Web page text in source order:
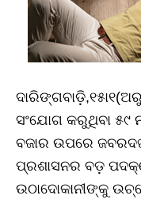
ସଂଯୋଗ କରୁଥିବା ୫୯
ବଜାର ଉପରେ
ପ୍ରଶାସନର ବଡ଼
ଉଠାଦୋକାନୀଙ୍କୁ